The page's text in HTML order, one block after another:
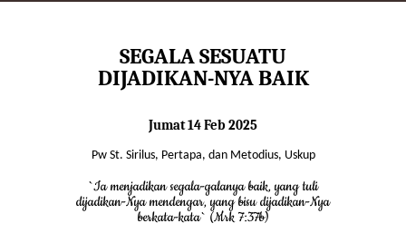
SEGALA SESUATU
DIJADIKAN-NYA BAIK
Jumat 14 Feb 2025
Pw St. Sirilus, Pertapa, dan Metodius, Uskup
`Ia menjadikan segala-galanya baik, yang tuli
dijadikan-Nya mendengar, yang bisu dijadikan-Nya
berkata-kata` (Mrk 7:37b)